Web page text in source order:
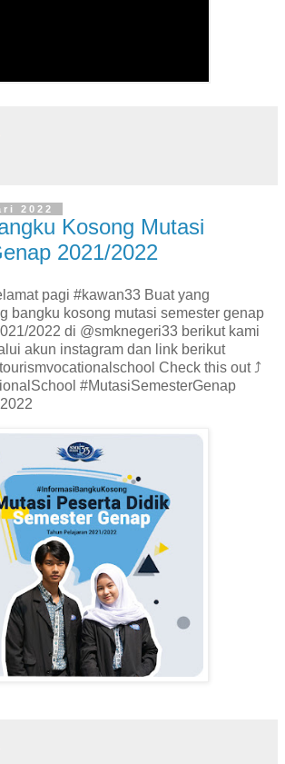
2022
Kosong Mutasi
2021/2022
pagi #kawan33 Buat yang
bangku kosong mutasi semester genap
2022 di @smknegeri33 berikut kami
akun instagram dan link berikut
Check this out ⤴️
#MutasiSemesterGenap